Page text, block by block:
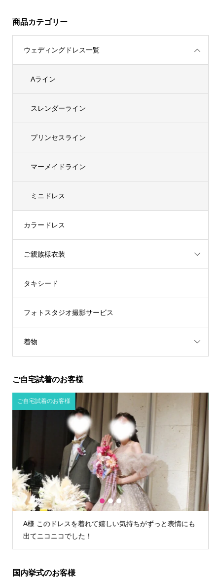
商品カテゴリー
ウェディングドレス一覧
Aライン
スレンダーライン
プリンセスライン
マーメイドライン
ミニドレス
カラードレス
ご親族様衣装
タキシード
フォトスタジオ撮影サービス
着物
ご自宅試着のお客様
K様 TIG dressさんでウェディングドレスを借りて本当
によかったです！
ご自宅試着のお客様
1 2 3
国内挙式のお客様